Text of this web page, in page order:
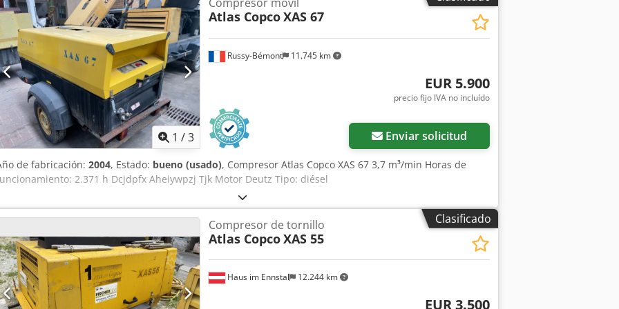
para mayo de 2026 Si tiene alguna pregunta, póngase en contacto con nosotros personalmente.
1 /3
Russy-Bémont 11.745 km
Compresor móvil
Atlas CopcoXAS 67
EUR 5.900
precio fijo IVA no incluído
Enviar solicitud
de fabricación: 2004, Estado: bueno (usado), Compresor Atlas Copco XAS 67 3,7 m³/min Horas de
2.371 h Dcjdpfx Aheiywpzj Tjk Motor Deutz Tipo: diésel
Clasificado
Haus im Ennstal 12.244 km
Compresor de tornillo
Atlas CopcoXAS 55
EUR 3.500